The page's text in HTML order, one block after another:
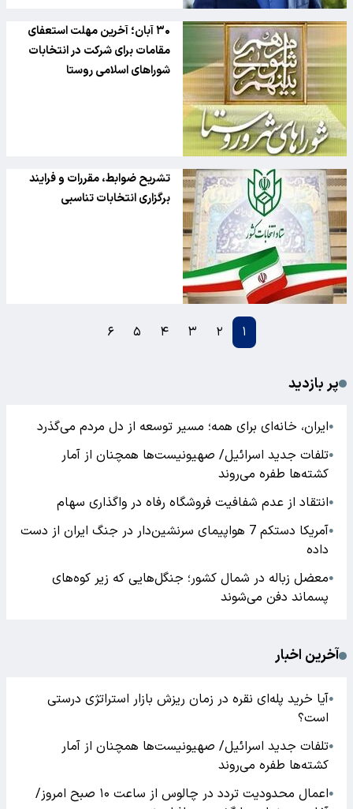
۳۰ آبان؛ آخرین مهلت استعفای
مقامات برای شرکت در انتخابات
شوراهای اسلامی روستا
تشریح ضوابط، مقررات و فرایند
برگزاری انتخابات تناسبی
۱ ۲ ۳ ۴ ۵ ۶
پر بازدید
●ایران، خانه‌ای برای همه؛ مسیر توسعه از دل مردم می‌گذرد
●تلفات جدید اسرائیل/ صهیونیست‌ها همچنان از آمار
کشته‌ها طفره می‌روند
●انتقاد از عدم شفافیت فروشگاه رفاه در واگذاری سهام
●
آمریکا دستکم 7 هواپیمای سرنشین‌دار در جنگ ایران از دست
داده
●معضل زباله در شمال کشور؛ جنگل‌هایی که زیر کوه‌های
پسماند دفن می‌شوند
آخرین اخبار
●آیا خرید پله‌ای نقره در زمان ریزش بازار استراتژی درستی
است؟
●تلفات جدید اسرائیل/ صهیونیست‌ها همچنان از آمار
کشته‌ها طفره می‌روند
●
اعمال محدودیت تردد در چالوس از ساعت ۱۰ صبح امروز/